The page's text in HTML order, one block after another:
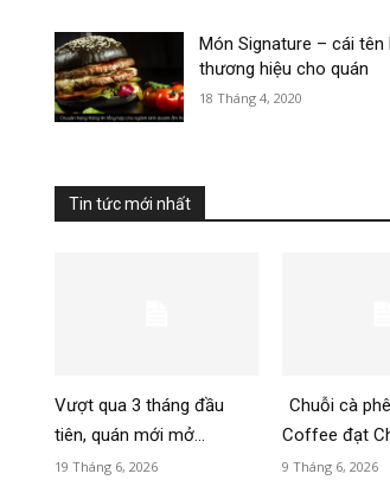
Món Signature – cái tên
thương hiệu cho quán
18 Tháng 4, 2020
Tin tức mới nhất
Vượt qua 3 tháng đầu
tiên, quán mới mở...
19 Tháng 6, 2026
Chuỗi cà
Coffee đạt
9 Tháng 6, 2026